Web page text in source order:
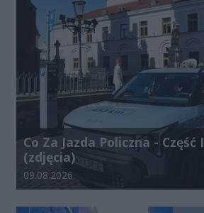
Co Za Jazda Policzna - Część I
(zdjęcia)
Data dodania galerii:
09.08.2026